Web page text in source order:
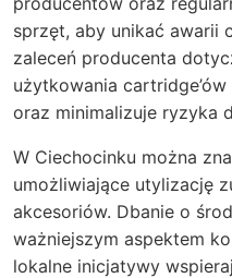
sprzęt, aby unikać awarii
zaleceń producenta
użytkowania
oraz minimalizuje ryzyka
W Ciechocinku można
umożliwiające utylizację
akcesoriów. Dbanie o
ważniejszym aspektem
lokalne inicjatywy